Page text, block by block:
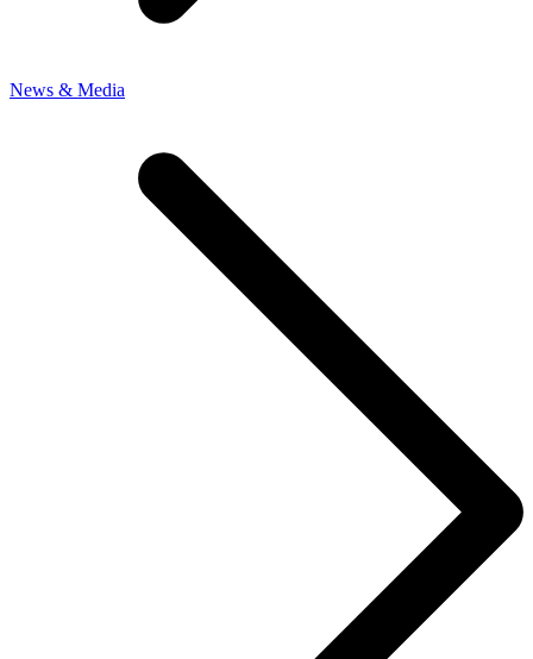
News & Media